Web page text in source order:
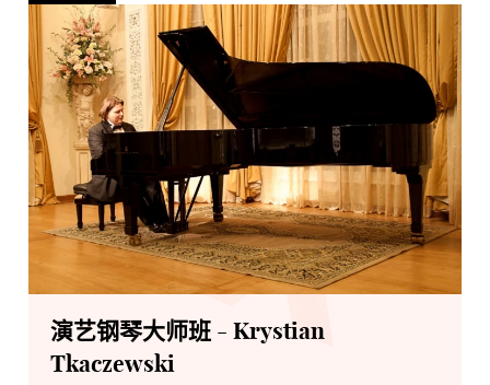
演艺钢琴大师班 - Krystian
Tkaczewski